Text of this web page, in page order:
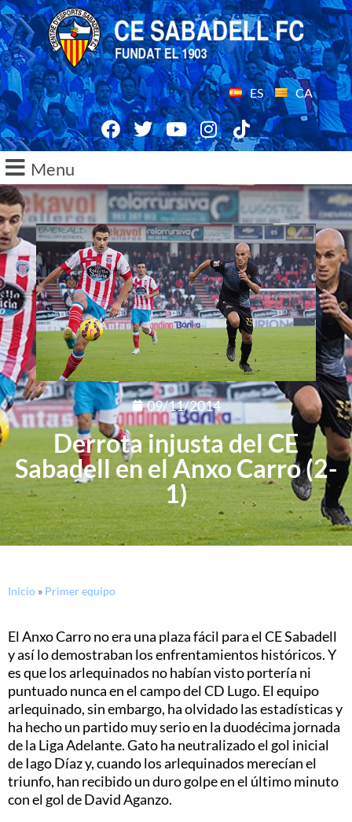
ES CA
Menu
09/11/2014
Derrota injusta del CE
Sabadell en el Anxo Carro (2-
1)
Inicio » Primer equipo
El Anxo Carro no era una plaza fácil para el CE Sabadell
y así lo demostraban los enfrentamientos históricos. Y
es que los arlequinados no habían visto portería ni
puntuado nunca en el campo del CD Lugo. El equipo
arlequinado, sin embargo, ha olvidado las estadísticas y
ha hecho un partido muy serio en la duodécima jornada
de la Liga Adelante. Gato ha neutralizado el gol inicial
de Iago Díaz y, cuando los arlequinados merecían el
triunfo, han recibido un duro golpe en el último minuto
con el gol de David Aganzo.